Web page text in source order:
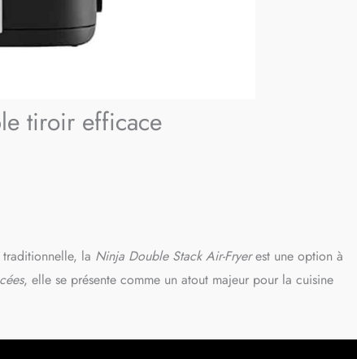
tiroir efficace
la Ninja Double Stack Air-Fryerest une option à
, elle se présente comme un atout majeur pour la cuisine